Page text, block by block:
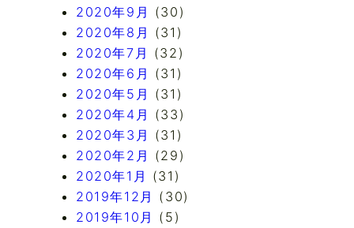
2020年9月 (30)
2020年8月 (31)
2020年7月 (32)
2020年6月 (31)
2020年5月 (31)
2020年4月 (33)
2020年3月 (31)
2020年2月 (29)
2020年1月 (31)
2019年12月 (30)
2019年10月 (5)